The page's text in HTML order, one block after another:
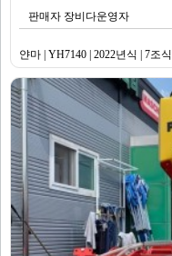
판매자 장비다운영자
얀마 | YH7140 | 2022년식 | 7조식